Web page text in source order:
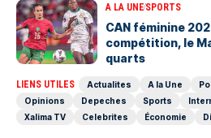
A LA UNESPORTS
‎CAN féminine
compétition, le
quarts
LIENS UTILES Actualites A la Une
Opinions
Depeches Sports
Xalima TV
Celebrites Économie